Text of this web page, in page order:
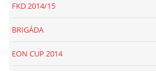
FKD 2014/15
BRIGÁDA
EON CUP 2014